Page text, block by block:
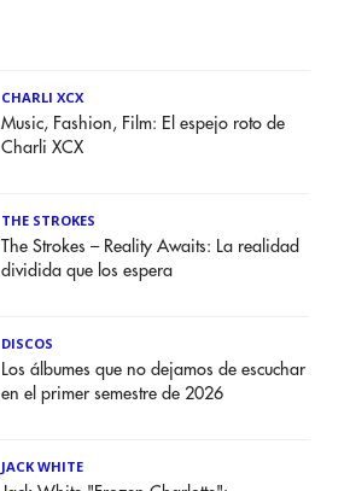
CHARLI XCX
Music, Fashion, Film: El espejo roto de
Charli XCX
THE STROKES
The Strokes – Reality Awaits: La realidad
dividida que los espera
DISCOS
Los álbumes que no dejamos de escuchar
en el primer semestre de 2026
JACK WHITE